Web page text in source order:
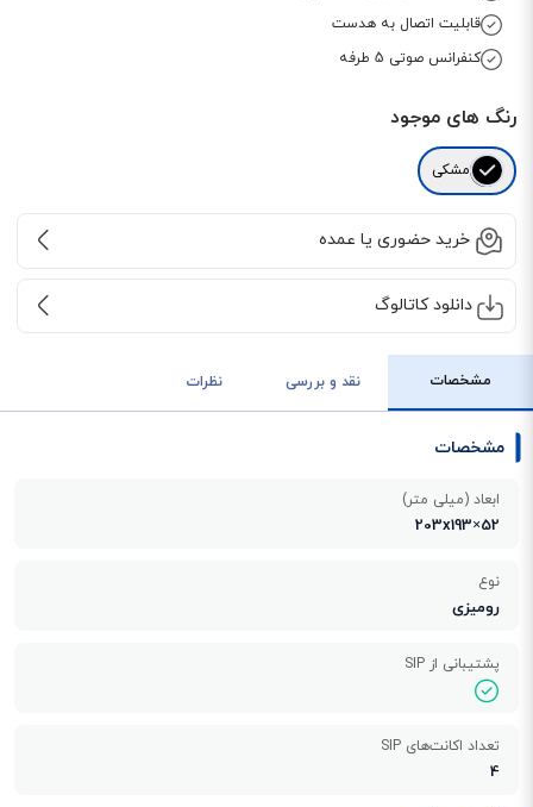
قابلیت اتصال به هدست
کنفرانس صوتی 5 طرفه
رنگ های موجود
مشکی
خرید حضوری یا عمده
دانلود کاتالوگ
مشخصات نقد و بررسی نظرات
مشخصات
ابعاد (میلی متر)
203x193×52
نوع
رومیزی
پشتیبانی از SIP
تعداد اکانت‌های SIP